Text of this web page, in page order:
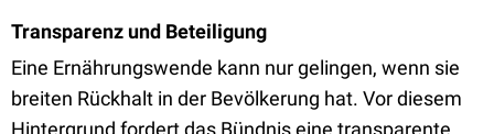
Transparenz und Beteiligung
Eine Ernährungswende kann nur gelingen, wenn sie
breiten Rückhalt in der Bevölkerung hat. Vor diesem
Hintergrund fordert das Bündnis eine transparente